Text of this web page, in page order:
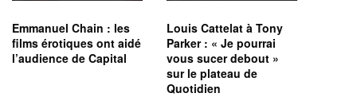
Emmanuel Chain : les
films érotiques ont aidé
l’audience de Capital
Louis Cattelat à Tony
Parker : « Je pourrai
vous sucer debout »
sur le plateau de
Quotidien